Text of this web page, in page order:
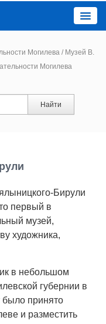
Могилева /Музей В.
Могилева
Найти
Бирули
первый в
музей,
художника,
в небольшом
губернии в
было принято
и разместить